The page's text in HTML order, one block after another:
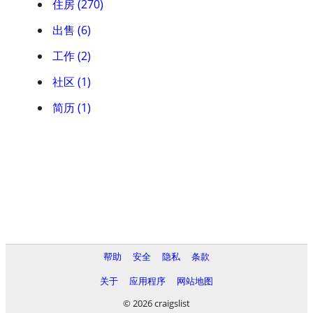
住房 (270)
出售 (6)
工作 (2)
社区 (1)
简历 (1)
帮助 安全 隐私
条款
关于
应用程序
网站地图
© 2026 craigslist